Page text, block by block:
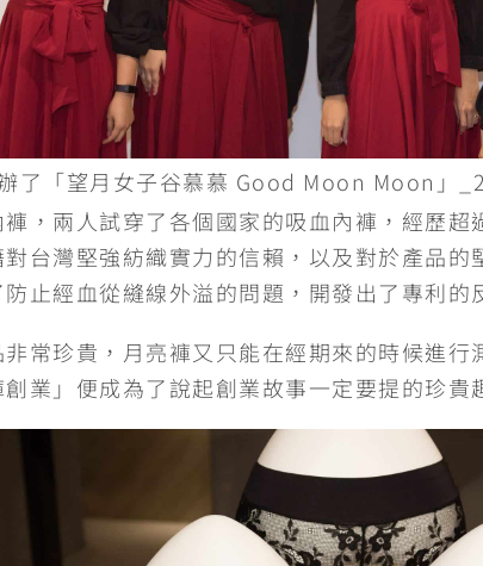
了「望月女子谷慕慕 Good Moon Moon」
，兩人試穿了各個國家的吸血內褲，經歷
台灣堅強紡織實力的信賴，以及對於產品
止經血從縫線外溢的問題，開發出了專利的
常珍貴，月亮褲又只能在經期來的時候進
業」便成為了說起創業故事一定要提的珍貴